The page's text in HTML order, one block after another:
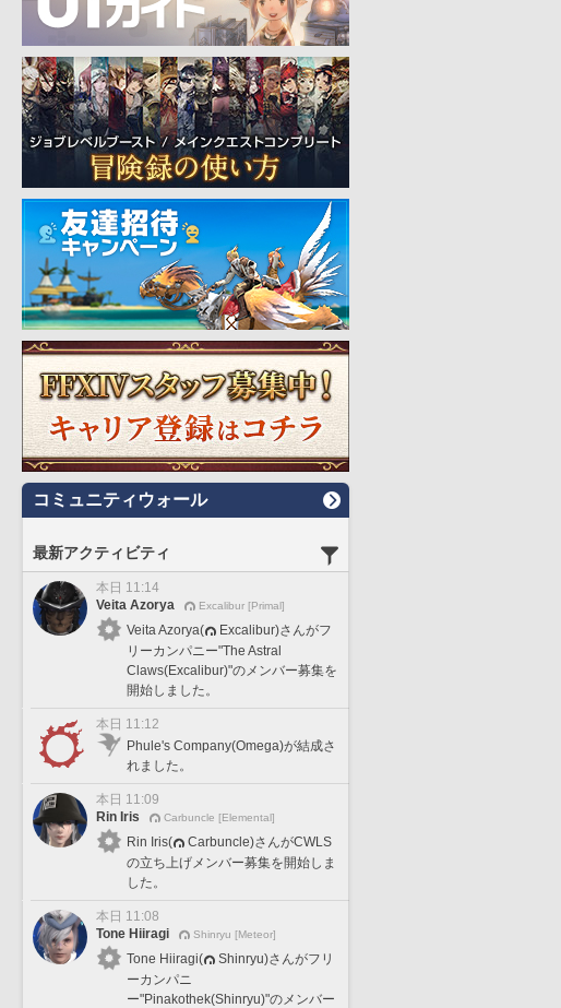
コミュニティウォール
最新アクティビティ
本日 11:14
Veita Azorya
Excalibur [Primal]
Veita Azorya(
Excalibur)さんがフ
リーカンパニー"The Astral
Claws(Excalibur)"のメンバー募集を
開始しました。
本日 11:12
Phule's Company(Omega)が結成さ
れました。
本日 11:09
Rin Iris
Carbuncle [Elemental]
Rin Iris(
Carbuncle)さんがCWLS
の立ち上げメンバー募集を開始しま
した。
本日 11:08
Tone Hiiragi
Shinryu [Meteor]
Tone Hiiragi(
Shinryu)さんがフリ
ーカンパニ
ー"Pinakothek(Shinryu)"のメンバー